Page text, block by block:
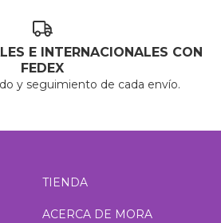
E INTERNACIONALES CON
FEDEX
y seguimiento de cada envío.
TIENDA
ACERCA DE MORA